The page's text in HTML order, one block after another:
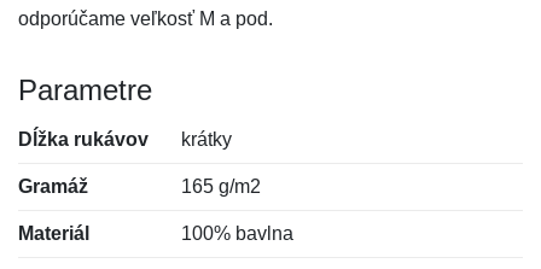
odporúčame veľkosť M a pod.
Parametre
Dĺžka rukávov krátky
Gramáž 165 g/m2
Materiál 100% bavlna